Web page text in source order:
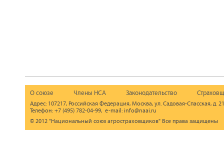
О союзе Члены НСА Законодательство
Адрес: 107217, Российская Федерация, Москва, ул. Садовая-Спасская, д.
Телефон: +7 (495) 782-04-99, e-mail: info@naai.ru
© 2012 "Национальный союз агростраховщиков" Все права защищены